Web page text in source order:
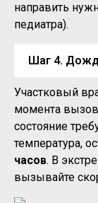
направить
педиатра).
Шаг 4.
Участковый
момента
состояние
температура,
часов. В
вызывайте